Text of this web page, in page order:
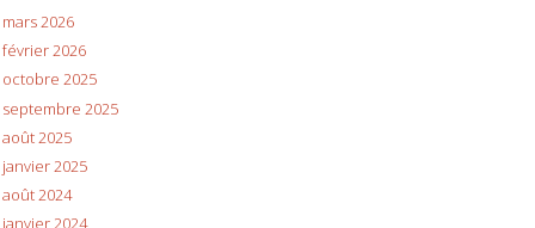
mars 2026
février 2026
octobre 2025
septembre 2025
août 2025
janvier 2025
août 2024
janvier 2024